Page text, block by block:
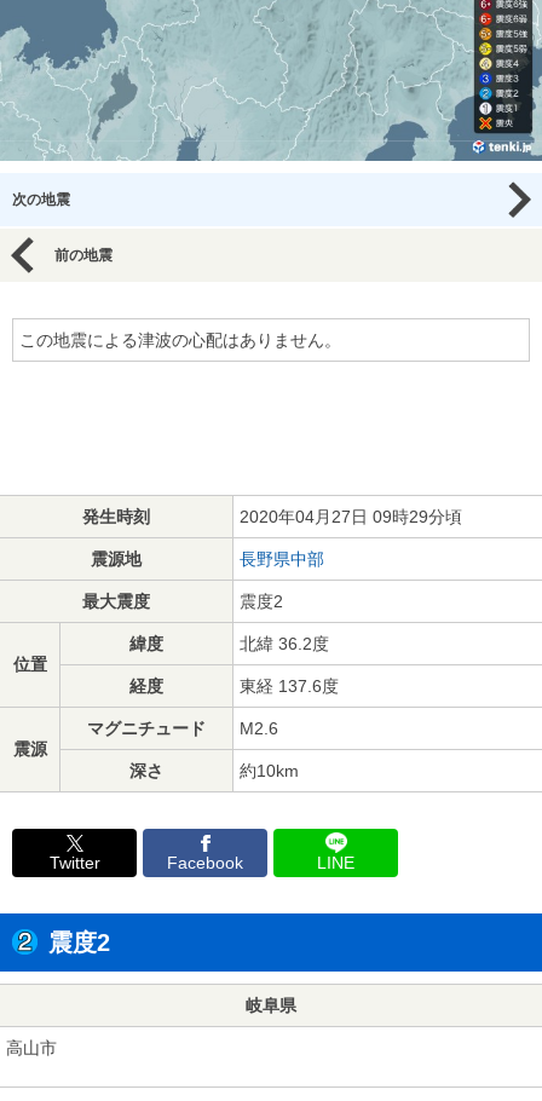
次の地震
前の地震
この地震による津波の心配はありません。
発生時刻 2020年04月27日 09時29分頃
震源地 長野県中部
最大震度 震度2
位置
緯度 北緯 36.2度
経度 東経 137.6度
震源
マグニチュード M2.6
深さ 約10km
Twitter Facebook LINE
震度2
岐阜県
高山市